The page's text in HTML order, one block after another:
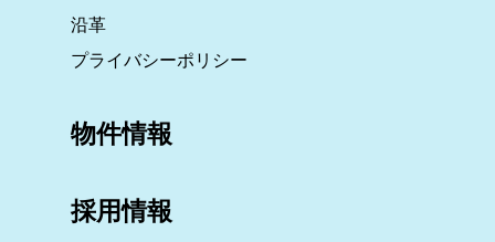
沿革
プライバシーポリシー
物件情報
採用情報